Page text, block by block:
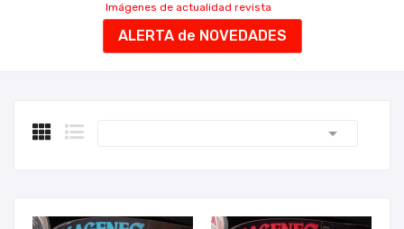
Imágenes de actualidad revista
ALERTA de NOVEDADES
